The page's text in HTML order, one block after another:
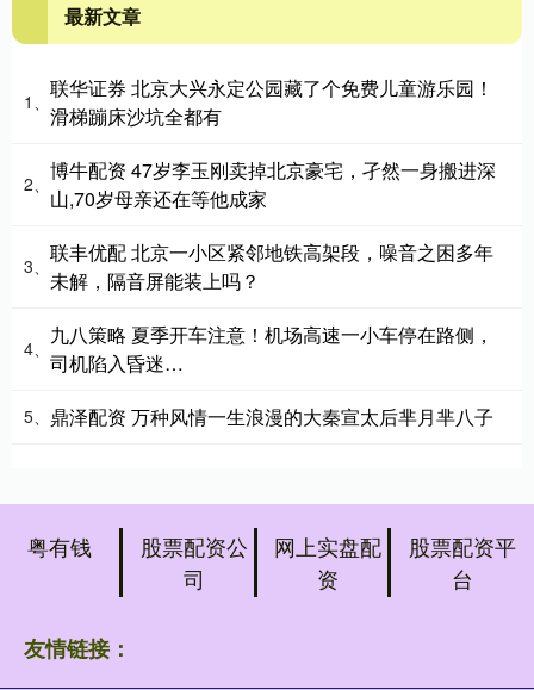
最新文章
1、
联华证券 北京大兴永定公园藏了个免费儿童游乐园！
滑梯蹦床沙坑全都有
2、
博牛配资 47岁李玉刚卖掉北京豪宅，孑然一身搬进深
山,70岁母亲还在等他成家
3、
联丰优配 北京一小区紧邻地铁高架段，噪音之困多年
未解，隔音屏能装上吗？
4、
九八策略 夏季开车注意！机场高速一小车停在路侧，
司机陷入昏迷…
5、 鼎泽配资 万种风情一生浪漫的大秦宣太后芈月芈八子
粤有钱
股票配资公
司
网上实盘配
资
股票配资平
台
友情链接：